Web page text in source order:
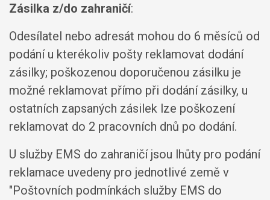
Zásilka z/do zahraničí:
Odesílatel nebo adresát mohou do 6 měsíců od
podání u kterékoliv pošty reklamovat dodání
zásilky; poškozenou doporučenou zásilku je
možné reklamovat přímo při dodání zásilky, u
ostatních zapsaných zásilek lze poškození
reklamovat do 2 pracovních dnů po dodání.
U služby EMS do zahraničí jsou lhůty pro podání
reklamace uvedeny pro jednotlivé země v
"Poštovních podmínkách služby EMS do